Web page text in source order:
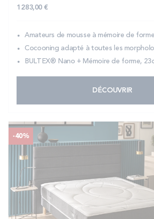
1 283,00 €
Amateurs de mousse à mémoire de forme
Cocooning adapté à toutes les
BULTEX® Nano + Mémoire de forme,
DÉCOUVRIR
-40%